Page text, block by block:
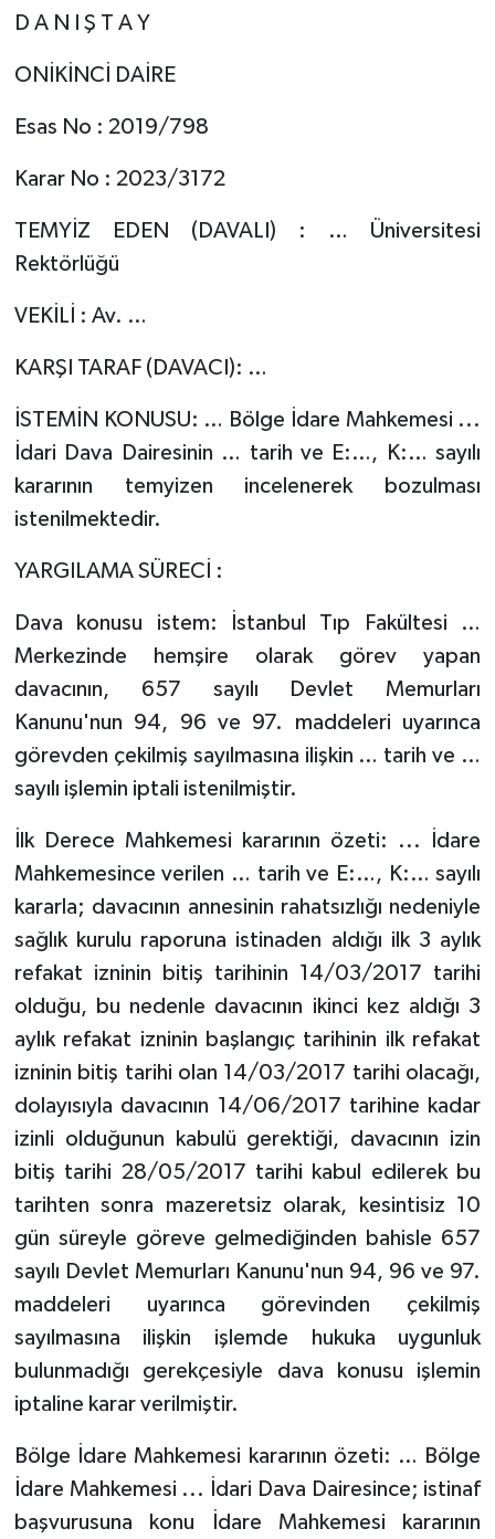
D A N I Ş T A Y
ONİKİNCİ DAİRE
Esas No : 2019/798
Karar No : 2023/3172
TEMYİZ EDEN (DAVALI) : … Üniversitesi
Rektörlüğü
VEKİLİ : Av. …
KARŞI TARAF (DAVACI): …
İSTEMİN KONUSU: … Bölge İdare Mahkemesi ...
İdari Dava Dairesinin … tarih ve E:…, K:… sayılı
kararının temyizen incelenerek bozulması
istenilmektedir.
YARGILAMA SÜRECİ :
Dava konusu istem: İstanbul Tıp Fakültesi …
Merkezinde hemşire olarak görev yapan
davacının, 657 sayılı Devlet Memurları
Kanunu'nun 94, 96 ve 97. maddeleri uyarınca
görevden çekilmiş sayılmasına ilişkin … tarih ve …
sayılı işlemin iptali istenilmiştir.
İlk Derece Mahkemesi kararının özeti: ... İdare
Mahkemesince verilen … tarih ve E:…, K:… sayılı
kararla; davacının annesinin rahatsızlığı nedeniyle
sağlık kurulu raporuna istinaden aldığı ilk 3 aylık
refakat izninin bitiş tarihinin 14/03/2017 tarihi
olduğu, bu nedenle davacının ikinci kez aldığı 3
aylık refakat izninin başlangıç tarihinin ilk refakat
izninin bitiş tarihi olan 14/03/2017 tarihi olacağı,
dolayısıyla davacının 14/06/2017 tarihine kadar
izinli olduğunun kabulü gerektiği, davacının izin
bitiş tarihi 28/05/2017 tarihi kabul edilerek bu
tarihten sonra mazeretsiz olarak, kesintisiz 10
gün süreyle göreve gelmediğinden bahisle 657
sayılı Devlet Memurları Kanunu'nun 94, 96 ve 97.
maddeleri uyarınca görevinden çekilmiş
sayılmasına ilişkin işlemde hukuka uygunluk
bulunmadığı gerekçesiyle dava konusu işlemin
iptaline karar verilmiştir.
Bölge İdare Mahkemesi kararının özeti: … Bölge
İdare Mahkemesi ... İdari Dava Dairesince; istinaf
başvurusuna konu İdare Mahkemesi kararının